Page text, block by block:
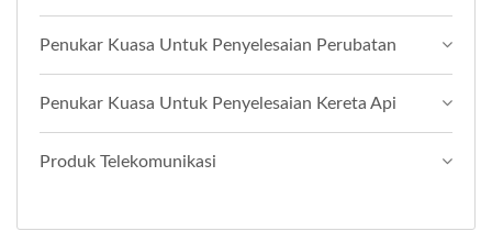
Penukar Kuasa Untuk Penyelesaian Perubatan
Penukar Kuasa Untuk Penyelesaian Kereta Api
Produk Telekomunikasi